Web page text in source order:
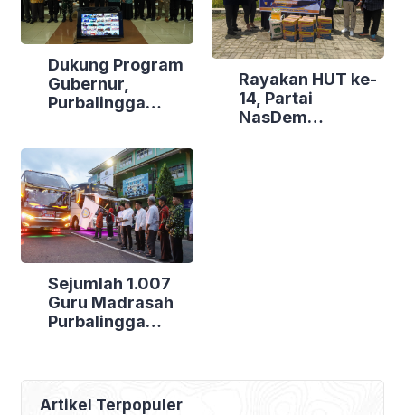
Dukung Program
Gubernur,
Purbalingga
Kecamatan
Berdaya
Rayakan HUT ke-
14, Partai
NasDem
Sejumlah 1.007
Guru Madrasah
Purbalingga
Purbalingga Beri
Dukungan Penuh
Artikel Terpopuler